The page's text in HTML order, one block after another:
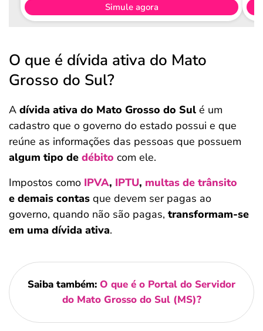
Simule agora
O que é dívida ativa do Mato
Grosso do Sul?
A dívida ativa do Mato Grosso do Sul é um
cadastro que o governo do estado possui e que
reúne as informações das pessoas que possuem
algum tipo de débito com ele.
Impostos como IPVA, IPTU, multas de trânsito
e demais contas que devem ser pagas ao
governo, quando não são pagas, transformam-se
em uma dívida ativa.
Saiba também: O que é o Portal do Servidor
do Mato Grosso do Sul (MS)?